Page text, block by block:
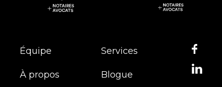
Équipe Services
À propos Blogue